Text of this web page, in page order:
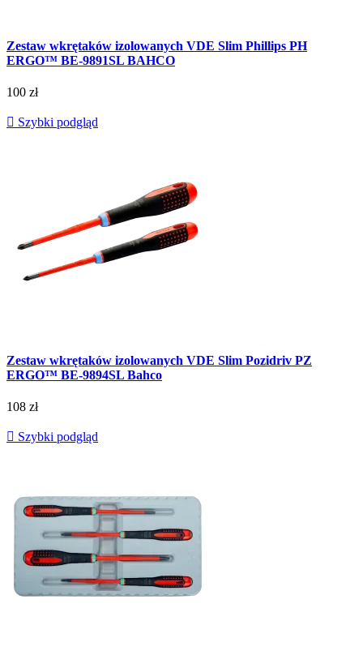
Zestaw wkrętaków izolowanych VDE Slim Phillips PH
ERGO™ BE-9891SL BAHCO
100 zł
 Szybki podgląd
Zestaw wkrętaków izolowanych VDE Slim Pozidriv PZ
ERGO™ BE-9894SL Bahco
108 zł
 Szybki podgląd